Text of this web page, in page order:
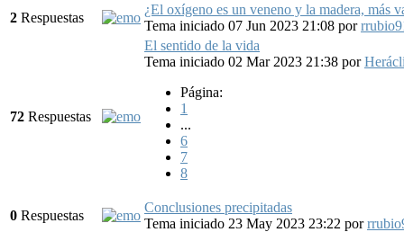
2 Respuestas
¿El oxígeno es un veneno y la madera, más
Tema iniciado 07 Jun 2023 21:08 por
72 Respuestas
El sentido de la vida
Tema iniciado 02 Mar 2023 21:38 por
Página:
1
...
6
7
8
0 Respuestas
Conclusiones precipitadas
Tema iniciado 23 May 2023 23:22 por